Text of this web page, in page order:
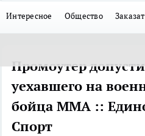
Интересное Общество
Промоутер
уехавшего на
бойца ММА ::
Спорт